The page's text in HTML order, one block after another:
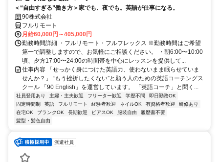
＜“自由すぎる”働き方＞家でも、夜でも。英語が仕事になる。
90株式会社
フルリモート
月給60,000円～405,000円
勤務時間詳細 ・フルリモート・フルフレックス ※勤務時間はご希望
第一で調整しますので、お気軽にご相談ください。 ・朝6:00〜10:00
頃、夕方17:00〜24:00の時間帯を中心にレッスンを提供して...
仕事内容 「せっかく身につけた英語力、使わないまま眠らせていま
せんか？」 “もう挫折したくない”と願う人のための英語コーチングス
クール 「90 English」を運営しています。 「英語コーチ」と聞く...
社員登用あり 主婦・主夫歓迎 フリーター歓迎 学歴不問
即日勤務OK
固定時間制
英語 フルリモート 経験者歓迎 ネイルOK 有資格者歓迎
研修あり
在宅OK
ブランクOK 長期歓迎 ピアスOK 服装自由
履歴書不要
髪型・髪色自由
派遣社員